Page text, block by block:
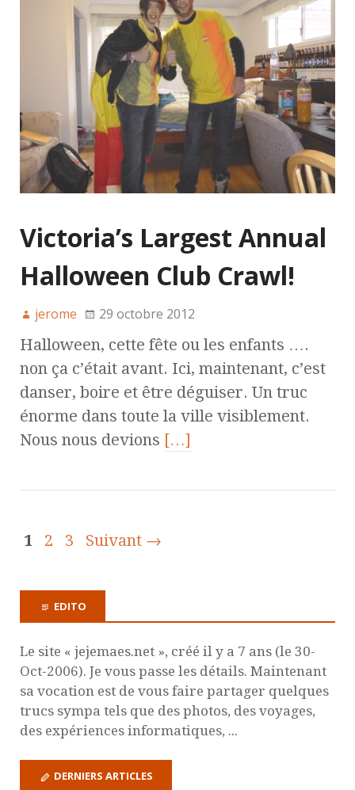
Victoria’s Largest Annual
Halloween Club Crawl!
jerome 29 octobre 2012
Halloween, cette fête ou les enfants ….
non ça c’était avant. Ici, maintenant, c’est
danser, boire et être déguiser. Un truc
énorme dans toute la ville visiblement.
Nous nous devions […]
1 2 3 Suivant →
EDITO
Le site « jejemaes.net », créé il y a 7 ans (le 30-
Oct-2006). Je vous passe les détails. Maintenant
sa vocation est de vous faire partager quelques
trucs sympa tels que des photos, des voyages,
des expériences informatiques, ...
DERNIERS ARTICLES